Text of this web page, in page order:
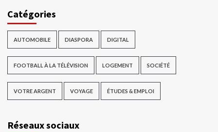
Catégories
AUTOMOBILE DIASPORA DIGITAL
FOOTBALL À LA TÉLÉVISION LOGEMENT SOCIÉTÉ
VOTRE ARGENT VOYAGE ÉTUDES & EMPLOI
Réseaux sociaux